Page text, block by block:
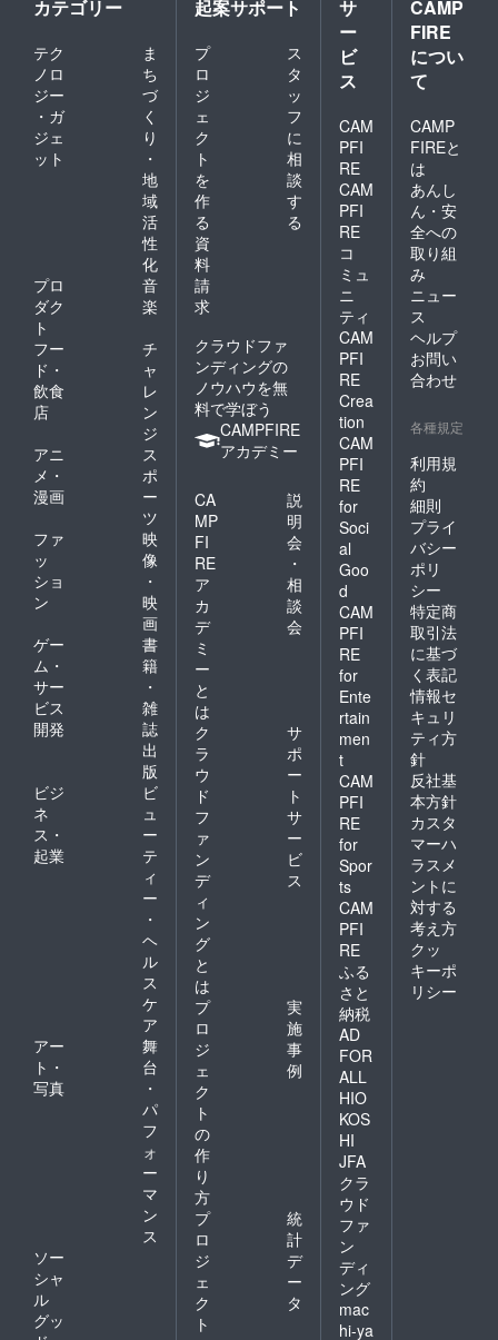
カテゴリー
テク
ノロ
ジー
・ガ
ジェ
ット
ま
ち
づ
く
り
・
地
域
活
性
化
プロ
ダク
ト
音
楽
フー
ド・
飲食
店
チ
ャ
レ
ン
ジ
アニ
メ・
漫画
ス
ポ
ー
ツ
ファ
ッ
ショ
ン
映
像
・
映
画
ゲー
ム・
サー
ビス
開発
書
籍
・
雑
誌
出
版
ビジ
ネ
ス・
起業
ビ
ュ
ー
テ
ィ
ー
・
ヘ
ル
ス
ケ
ア
アー
ト・
写真
舞
台
・
パ
フ
ォ
ー
マ
ン
ス
ソー
シャ
ル
グッ
起案サポート
プ
ロ
ジ
ェ
ク
ト
を
作
る
ス
タ
ッ
フ
に
相
談
す
る
資
料
請
求
クラウドファ
ンディングの
ノウハウを無
料で学ぼう
CAMPFIRE
アカデミー
CA
MP
FI
RE
ア
カ
デ
ミ
ー
と
は
説
明
会
・
相
談
会
ク
ラ
ウ
ド
フ
ァ
ン
デ
ィ
ン
グ
と
は
サ
ポ
ー
ト
サ
ー
ビ
ス
プ
ロ
ジ
ェ
ク
ト
の
作
り
方
実
施
事
例
プ
ロ
ジ
ェ
ク
ト
統
計
デ
ー
タ
サ
ー
ビ
ス
CAM
PFI
RE
CAM
PFI
RE
コ
ミュ
ニ
ティ
CAM
PFI
RE
Crea
tion
CAM
PFI
RE
for
Soci
al
Goo
d
CAM
PFI
RE
for
Ente
rtain
men
t
CAM
PFI
RE
for
Spor
ts
CAM
PFI
RE
ふる
さと
納税
AD
FOR
ALL
HIO
KOS
HI
JFA
クラ
ウド
ファ
ン
ディ
ング
mac
hi-ya
CAMP
FIRE
につい
て
CAMP
FIREと
は
あんし
ん・安
全への
取り組
み
ニュー
ス
ヘルプ
お問い
合わせ
各種規定
利用規
約
細則
プライ
バシー
ポリ
シー
特定商
取引法
に基づ
く表記
情報セ
キュリ
ティ方
針
反社基
本方針
カスタ
マーハ
ラスメ
ントに
対する
考え方
クッ
キーポ
リシー